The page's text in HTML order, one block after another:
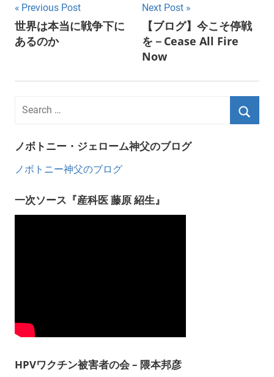
Post
navigation
Previous Post
世界は本当に戦争下に
あるのか
Next Post
【ブログ】今こそ停戦
を－Cease All Fire
Now
ノボトニー・ジェローム神父のブログ
ノボトニー神父のブログ
一次ソース『産科医 藤原 紹生』
HPVワクチン被害者の会 – 隈本邦彦